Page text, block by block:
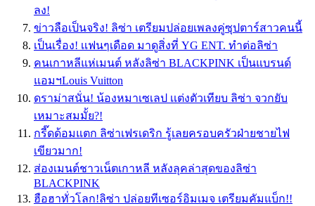
ลง!
ข่าวลือเป็นจริง! ลิซ่า เตรียมปล่อยเพลงคู่ซุปตาร์สาวคนนี้
เป็นเรื่อง! เเฟนๆเดือด มาดูสิ่งที่ YG ENT. ทำต่อลิซ่า
คนเกาหลีแห่เมนต์ หลังลิซ่า BLACKPINK เป็นแบรนด์
แอมฯLouis Vuitton
ดราม่าสนั่น! น้องหมาเซเลป เเต่งตัวเทียบ ลิซ่า จวกยับ
เหมาะสมมั้ย?!
กรี๊ดด้อมแตก ลิซ่าเฟรเดริก รู้เลยครอบครัวฝ่ายชายไฟ
เขียวมาก!
ส่องเมนต์ชาวเน็ตเกาหลี หลังลุคล่าสุดของลิซ่า
BLACKPINK
ฮือฮาทั่วโลก!ลิซ่า ปล่อยทีเซอร์อิมเมจ เตรียมคัมแบ็ก!!